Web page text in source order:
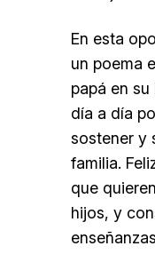
En esta
un poema
papá en
día a día
sostener y
familia.
que
hijos, y